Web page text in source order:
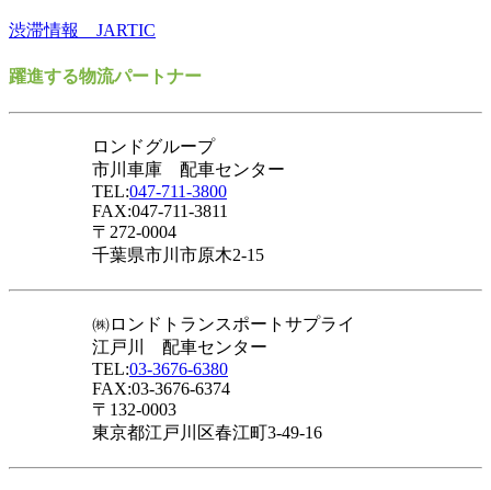
渋滞情報 JARTIC
躍進する物流パートナー
ロンドグループ
市川車庫 配車センター
TEL:047-711-3800
FAX:047-711-3811
〒272-0004
千葉県市川市原木2-15
㈱ロンドトランスポートサプライ
江戸川 配車センター
TEL:03-3676-6380
FAX:03-3676-6374
〒132-0003
東京都江戸川区春江町3-49-16